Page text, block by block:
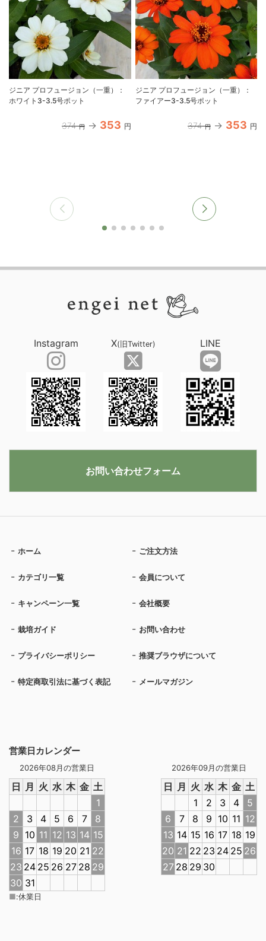
ジニア プロフュージョン（一重）：
ホワイト3-3.5号ポット
374 円 353 円
ジニア プロフュージョン（一重）：
ファイアー3-3.5号ポット
374 円 353 円
営業日カレンダー
2026年08月の営業日
日 月 火 水 木 金 土
1
2
3 4 5 6 7
8
9 10 11 12 13 14 15
16 17 18 19 20 21 22
23 24 25 26 27 28 29
30 31
2026年09月の営業日
日 月 火 水 木 金 土
1
2 3 4
5
6
7 8 9 10 11 12
13 14 15 16 17 18 19
20 21 22 23 24 25 26
27 28 29 30
■:休業日
ホーム ご注文方法
カテゴリ一覧 会員について
キャンペーン一覧 会社概要
栽培ガイド お問い合わせ
プライバシーポリシー 推奨ブラウザについて
特定商取引法に基づく表記 メールマガジン
Instagram X(旧Twitter) LINE
お問い合わせフォーム